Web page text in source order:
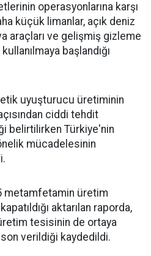
operasyonlarına karşı
küçük limanlar, açık deniz
araçları ve gelişmiş gizleme
başlandığı
uyuşturucu üretiminin
ciddi tehdit
belirtilirken Türkiye'nin
mücadelesinin
metamfetamin üretim
aktarılan raporda,
tesisinin de ortaya
verildiği kaydedildi.